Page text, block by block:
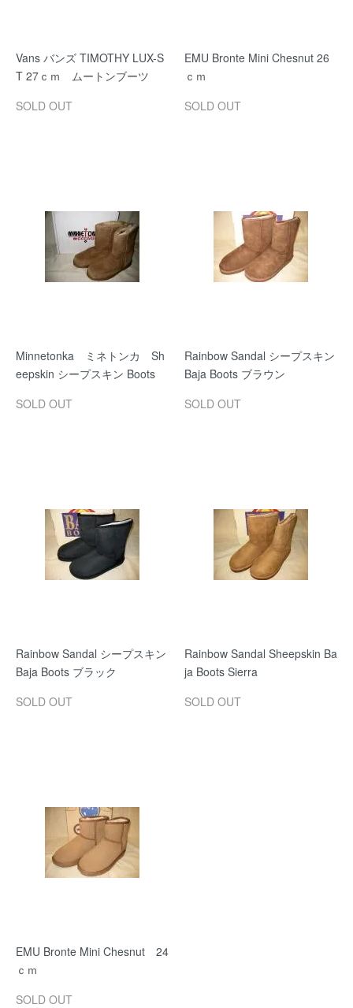
Vans バンズ TIMOTHY LUX-S
T 27ｃｍ ムートンブーツ
SOLD OUT
EMU Bronte Mini Chesnut 26
ｃｍ
SOLD OUT
Minnetonka ミネトンカ Sh
eepskin シープスキン Boots
SOLD OUT
Rainbow Sandal シープスキン
Baja Boots ブラウン
SOLD OUT
Rainbow Sandal シープスキン
Baja Boots ブラック
SOLD OUT
Rainbow Sandal Sheepskin Ba
ja Boots Sierra
SOLD OUT
EMU Bronte Mini Chesnut 24
ｃｍ
SOLD OUT